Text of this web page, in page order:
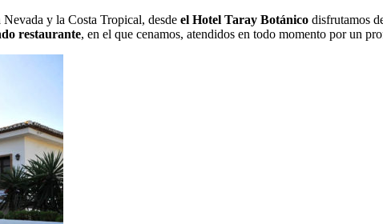
y la Costa Tropical, desde el Hotel Taray Botánico disfrutamos
restaurante, en el que cenamos, atendidos en todo momento por un